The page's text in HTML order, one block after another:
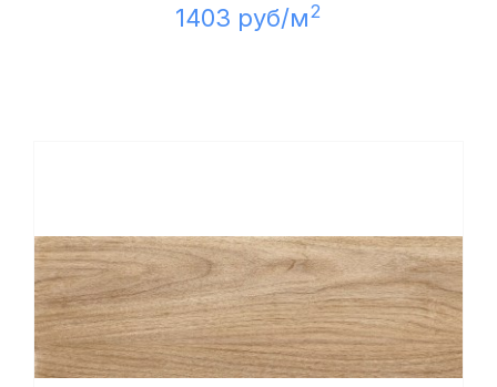
1403 руб/м2